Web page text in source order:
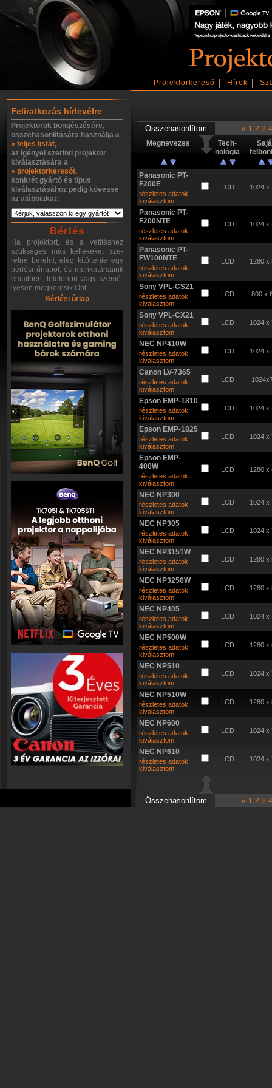
Projektorkereső Hírek
Feliratkozás hírlevélre
Projektorok böngészésére,
összehasonlítására használja a
» teljes listát,
az igényei szerinti projektor
kiválasztására a
» projektorkeresőt,
konkrét gyártó és típus
kiválasztásához pedig kövesse
az alábbiakat:
Bérlés
Ha projektort, és a vetítéshez
szükséges más kellékeket sze-
retne bérelni, elég kitöltenie egy
bérlési űrlapot, és munkatársaink
emailben, telefonon vagy szemé-
lyesen megkeresik Önt.
Bérlési űrlap
« 1 2 3 4
Megnevezes
Tech-
nológia
Panasonic PT-
F200E
részletes adatok
kiválasztom
LCD 1024 x
Panasonic PT-
F200NTE
részletes adatok
kiválasztom
LCD 1024 x
Panasonic PT-
FW100NTE
részletes adatok
kiválasztom
LCD 1280 x
Sony VPL-CS21
részletes adatok
kiválasztom
LCD 800 x
Sony VPL-CX21
részletes adatok
kiválasztom
LCD 1024 x
NEC NP410W
részletes adatok
kiválasztom
LCD 1024 x
Canon LV-7365
részletes adatok
kiválasztom
LCD
Epson EMP-1810
részletes adatok
kiválasztom
LCD 1024 x
Epson EMP-1825
részletes adatok
kiválasztom
LCD 1024 x
Epson EMP-
400W
részletes adatok
kiválasztom
LCD 1280 x
NEC NP300
részletes adatok
kiválasztom
LCD 1024 x
NEC NP305
részletes adatok
kiválasztom
LCD 1024 x
NEC NP3151W
részletes adatok
kiválasztom
LCD 1280 x
NEC NP3250W
részletes adatok
kiválasztom
LCD 1280 x
NEC NP405
részletes adatok
kiválasztom
LCD 1024 x
NEC NP500W
részletes adatok
kiválasztom
LCD 1280 x
NEC NP510
részletes adatok
kiválasztom
LCD 1024 x
NEC NP510W
részletes adatok
kiválasztom
LCD 1280 x
NEC NP600
részletes adatok
kiválasztom
LCD 1024 x
NEC NP610
részletes adatok
kiválasztom
LCD 1024 x
« 1 2 3 4